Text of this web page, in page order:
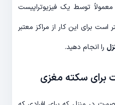
توسط یک فیزیوتراپیست
برای این کار از مراکز معتبر
را انجام دهید.
برای سکته مغزی